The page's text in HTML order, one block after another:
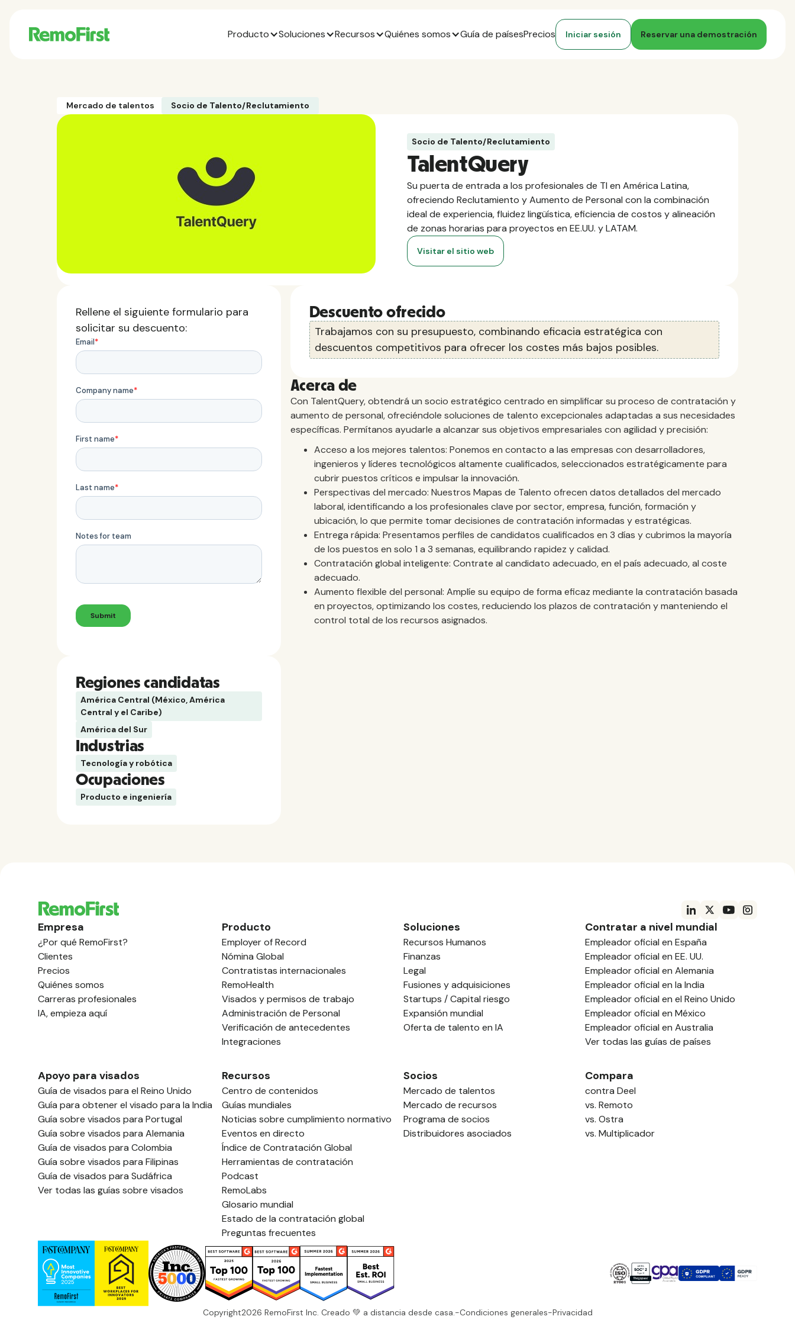
Producto Soluciones Recursos Quiénes somos Guía de paísesPrecios Iniciar sesión Reservar una demostración
Mercado de talentos Socio de Talento/Reclutamiento
Socio de Talento/Reclutamiento
TalentQuery
Su puerta de entrada a los profesionales de TI en América Latina,
ofreciendo Reclutamiento y Aumento de Personal con la combinación
ideal de experiencia, fluidez lingüística, eficiencia de costos y alineación
de zonas horarias para proyectos en EE.UU. y LATAM.
Visitar el sitio web
Rellene el siguiente formulario para
solicitar su descuento:
Regiones candidatas
América Central (México, América
Central y el Caribe)
América del Sur
Industrias
Tecnología y robótica
Ocupaciones
Producto e ingeniería
Descuento ofrecido
Trabajamos con su presupuesto, combinando eficacia estratégica con
descuentos competitivos para ofrecer los costes más bajos posibles.
Acerca de
Con TalentQuery, obtendrá un socio estratégico centrado en simplificar su proceso de contratación y
aumento de personal, ofreciéndole soluciones de talento excepcionales adaptadas a sus necesidades
específicas. Permítanos ayudarle a alcanzar sus objetivos empresariales con agilidad y precisión:
Acceso a los mejores talentos: Ponemos en contacto a las empresas con desarrolladores,
ingenieros y líderes tecnológicos altamente cualificados, seleccionados estratégicamente para
cubrir puestos críticos e impulsar la innovación.
Perspectivas del mercado: Nuestros Mapas de Talento ofrecen datos detallados del mercado
laboral, identificando a los profesionales clave por sector, empresa, función, formación y
ubicación, lo que permite tomar decisiones de contratación informadas y estratégicas.
Entrega rápida: Presentamos perfiles de candidatos cualificados en 3 días y cubrimos la mayoría
de los puestos en solo 1 a 3 semanas, equilibrando rapidez y calidad.
Contratación global inteligente: Contrate al candidato adecuado, en el país adecuado, al coste
adecuado.
Aumento flexible del personal: Amplíe su equipo de forma eficaz mediante la contratación basada
en proyectos, optimizando los costes, reduciendo los plazos de contratación y manteniendo el
control total de los recursos asignados.
Empresa
¿Por qué RemoFirst?
Clientes
Precios
Quiénes somos
Carreras profesionales
IA, empieza aquí
Producto
Employer of Record
Nómina Global
Contratistas internacionales
RemoHealth
Visados y permisos de trabajo
Administración de Personal
Verificación de antecedentes
Integraciones
Soluciones
Recursos Humanos
Finanzas
Legal
Fusiones y adquisiciones
Startups / Capital riesgo
Expansión mundial
Oferta de talento en IA
Contratar a nivel mundial
Empleador oficial en España
Empleador oficial en EE. UU.
Empleador oficial en Alemania
Empleador oficial en la India
Empleador oficial en el Reino Unido
Empleador oficial en México
Empleador oficial en Australia
Ver todas las guías de países
Apoyo para visados
Guía de visados para el Reino Unido
Guía para obtener el visado para la India
Guía sobre visados para Portugal
Guía sobre visados para Alemania
Guía de visados para Colombia
Guía sobre visados para Filipinas
Guía de visados para Sudáfrica
Ver todas las guías sobre visados
Recursos
Centro de contenidos
Guías mundiales
Noticias sobre cumplimiento normativo
Eventos en directo
Índice de Contratación Global
Herramientas de contratación
Podcast
RemoLabs
Glosario mundial
Estado de la contratación global
Preguntas frecuentes
Socios
Mercado de talentos
Mercado de recursos
Programa de socios
Distribuidores asociados
Compara
contra Deel
vs. Remoto
vs. Ostra
vs. Multiplicador
Copyright2026 RemoFirst Inc. Creado 💚 a distancia desde casa.-Condiciones generales-Privacidad